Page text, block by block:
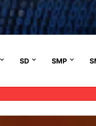
SD SMP